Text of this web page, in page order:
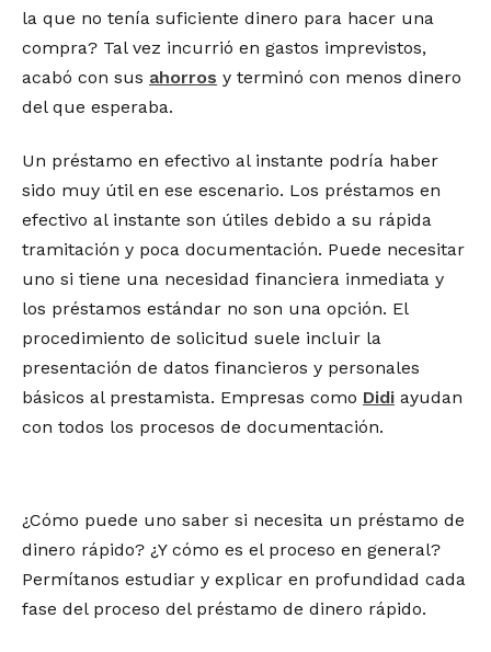
la que no tenía suficiente dinero para hacer una
compra? Tal vez incurrió en gastos imprevistos,
acabó con sus ahorros y terminó con menos dinero
del que esperaba.
Un préstamo en efectivo al instante podría haber
sido muy útil en ese escenario. Los préstamos en
efectivo al instante son útiles debido a su rápida
tramitación y poca documentación. Puede necesitar
uno si tiene una necesidad financiera inmediata y
los préstamos estándar no son una opción. El
procedimiento de solicitud suele incluir la
presentación de datos financieros y personales
básicos al prestamista. Empresas como Didi ayudan
con todos los procesos de documentación.
¿Cómo puede uno saber si necesita un préstamo de
dinero rápido? ¿Y cómo es el proceso en general?
Permítanos estudiar y explicar en profundidad cada
fase del proceso del préstamo de dinero rápido.